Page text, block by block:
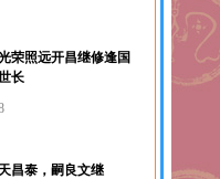
荣照远开昌继修逢国
世长
昌泰，嗣良文继